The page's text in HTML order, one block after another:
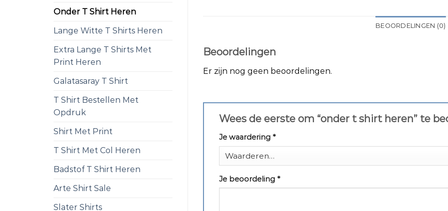
Onder T Shirt Heren
Lange Witte T Shirts Heren
Extra Lange T Shirts Met
Print Heren
Galatasaray T Shirt
T Shirt Bestellen Met
Opdruk
Shirt Met Print
T Shirt Met Col Heren
Badstof T Shirt Heren
Arte Shirt Sale
Slater Shirts
BEOORDELINGEN (0)
Beoordelingen
Er zijn nog geen beoordelingen.
Wees de eerste om “onder t shirt heren” te
Je waardering *
Je beoordeling *